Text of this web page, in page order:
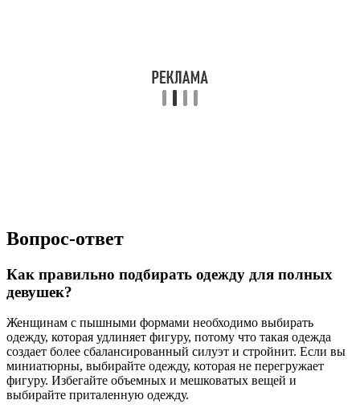
Вопрос-ответ
Как правильно подбирать одежду для полных
девушек?
Женщинам с пышными формами необходимо выбирать
одежду, которая удлиняет фигуру, потому что такая одежда
создает более сбалансированный силуэт и стройнит. Если вы
миниатюрны, выбирайте одежду, которая не перегружает
фигуру. Избегайте объемных и мешковатых вещей и
выбирайте приталенную одежду.